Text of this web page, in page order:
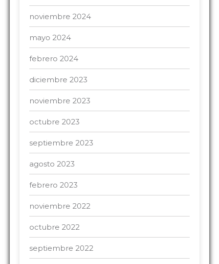
noviembre 2024
mayo 2024
febrero 2024
diciembre 2023
noviembre 2023
octubre 2023
septiembre 2023
agosto 2023
febrero 2023
noviembre 2022
octubre 2022
septiembre 2022